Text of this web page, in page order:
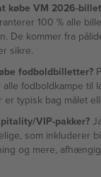
købe VM 2026-
100 % alle
De kommer fra
sikre.
fodboldbilletter?
fodboldkampe til
er typisk bag målet
VIP-pakker?
som inkluderer
og mere,